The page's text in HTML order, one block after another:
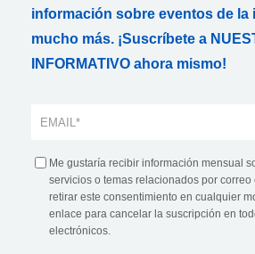
información sobre eventos de la
mucho más. ¡Suscríbete a
INFORMATIVO ahora mismo!
Me gustaría recibir información mensual
servicios o temas relacionados por correo
retirar este consentimiento en cualquier
enlace para cancelar la suscripción en
electrónicos.